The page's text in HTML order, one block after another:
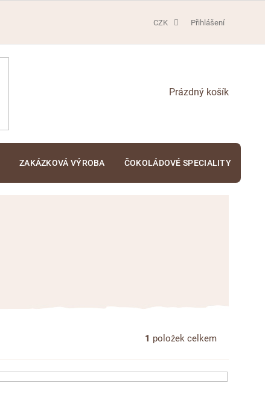
CZK Přihlášení
NÁKUPNÍ
ZAKÁZKOVÁ VÝROBA ČOKOLÁDOVÉ SPECIALITY
1 položek celkem